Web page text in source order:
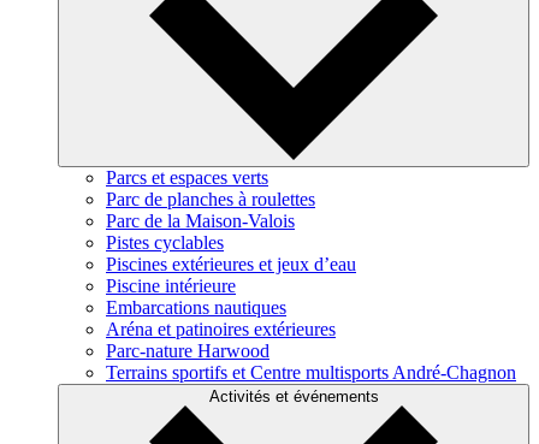
Parcs et espaces verts
Parc de planches à roulettes
Parc de la Maison-Valois
Pistes cyclables
Piscines extérieures et jeux d’eau
Piscine intérieure
Embarcations nautiques
Aréna et patinoires extérieures
Parc-nature Harwood
Terrains sportifs et Centre multisports André-Chagnon
Activités et événements